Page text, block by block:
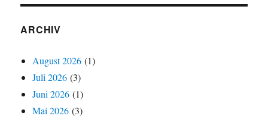
ARCHIV
August 2026 (1)
Juli 2026 (3)
Juni 2026 (1)
Mai 2026 (3)